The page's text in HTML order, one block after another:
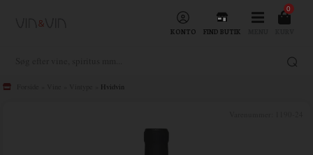
KONTO FIND BUTIK
0
Hvidvin